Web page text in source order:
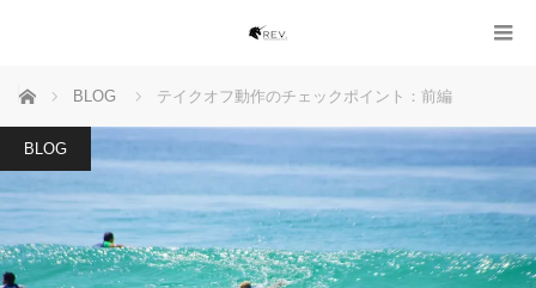
ホーム BLOG テイクオフ動作のチェックポイント：前編
BLOG